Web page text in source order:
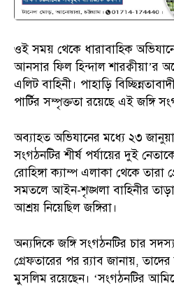
ওই সময় থেকে ধারাবাহিক
আনসার ফিল হিন্দাল শারক্বীয়া’র
এলিট বাহিনী। পাহাড়ি
পার্টির সম্পৃক্ততা রয়েছে এই জঙ্গি
অব্যাহত অভিযানের মধ্যে ২৩
সংগঠনটির শীর্ষ পর্যায়ের দুই
রোহিঙ্গা ক্যাম্প এলাকা থেকে তারা
সমতলে আইন-শৃঙ্খলা বাহিনীর তাড়া
আশ্রয় নিয়েছিল জঙ্গিরা।
অন্যদিকে জঙ্গি সংগঠনটির চার
গ্রেফতারের পর র‌্যাব জানায়,
মুসলিম রয়েছেন। ‘সংগঠনটির